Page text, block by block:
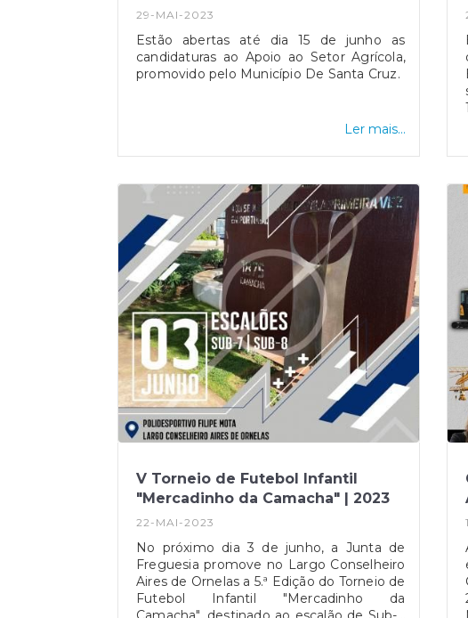
29-MAI-2023
Estão abertas até dia 15 de junho as
candidaturas ao Apoio ao Setor Agrícola,
promovido pelo Município De Santa Cruz.
Ler mais...
V Torneio de Futebol Infantil
"Mercadinho da Camacha" | 2023
22-MAI-2023
No próximo dia 3 de junho, a Junta de
Freguesia promove no Largo Conselheiro
Aires de Ornelas a 5.ª Edição do Torneio de
Futebol Infantil "Mercadinho da